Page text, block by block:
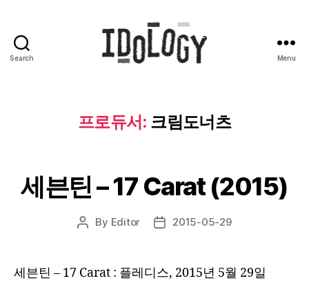
Search Menu
프로듀서: 크림도너츠
세븐틴 – 17 Carat (2015)
Post
By Editor
Post2015-05-29
세븐틴 – 17 Carat : 플레디스, 2015년 5월 29일